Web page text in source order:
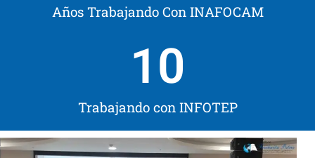
Años Trabajando Con INAFOCAM
Trabajando con INFOTEP
10